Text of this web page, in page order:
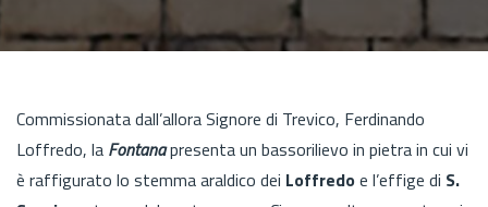
Commissionata dall’allora Signore di Trevico, Ferdinando
Loffredo, la Fontanapresenta un bassorilievo in pietra in cui vi
è raffigurato lo stemma araldico dei Loffredoe l’effige di S.